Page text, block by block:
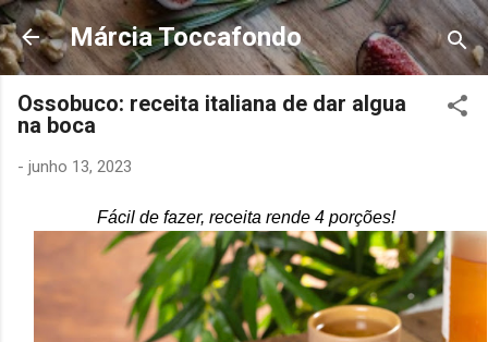
Pular para o conteúdo principal
Márcia Toccafondo
Ossobuco: receita italiana de dar algua
na boca
- junho 13, 2023
Fácil de fazer, receita rende 4 porções!